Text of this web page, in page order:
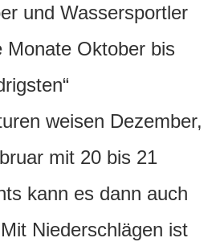
und Wassersportler
Monate Oktober bis
weisen Dezember,
mit 20 bis 21
kann es dann auch
Niederschlägen ist